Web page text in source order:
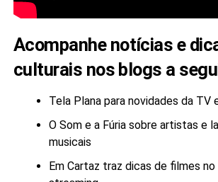
Acompanhe notícias e
culturais nos blogs a
Tela Plana para novidades da TV
O Som e a Fúria sobre artistas e
musicais
Em Cartaz traz dicas de filmes no